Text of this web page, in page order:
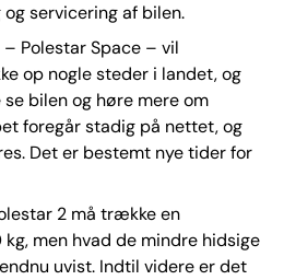
servicering af bilen.
Polestar Space – vil
op nogle steder i landet, og
bilen og høre mere om
foregår stadig på nettet, og
Det er bestemt nye tider for
2 må trække en
men hvad de mindre hidsige
uvist. Indtil videre er det